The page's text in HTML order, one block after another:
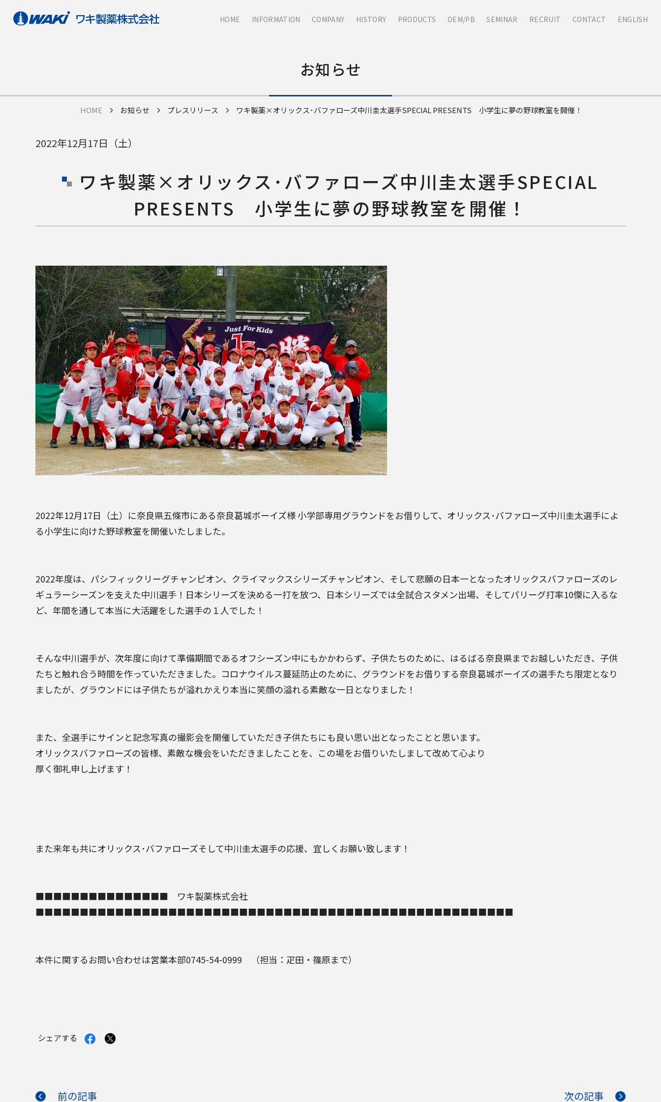
HOME INFORMATION COMPANY HISTORY PRODUCTS OEM/PB SEMINAR RECRUIT CONTACT ENGLISH
お知らせ
HOME お知らせ プレスリリース ワキ製薬×オリックス･バファローズ中川圭太選手SPECIAL PRESENTS 小学生に夢の野球教室を開催！
2022年12月17日（土）
ワキ製薬×オリックス･バファローズ中川圭太選手SPECIAL
PRESENTS 小学生に夢の野球教室を開催！
2022年12月17日（土）に奈良県五條市にある奈良葛城ボーイズ様 小学部専用グラウンドをお借りして、オリックス･バファローズ中川圭太選手によ
る小学生に向けた野球教室を開催いたしました。
2022年度は、パシフィックリーグチャンピオン、クライマックスシリーズチャンピオン、そして悲願の日本一となったオリックスバファローズのレ
ギュラーシーズンを支えた中川選手！日本シリーズを決める一打を放つ、日本シリーズでは全試合スタメン出場、そしてパリーグ打率10傑に入るな
ど、年間を通して本当に大活躍をした選手の１人でした！
そんな中川選手が、次年度に向けて準備期間であるオフシーズン中にもかかわらず、子供たちのために、はるばる奈良県までお越しいただき、子供
たちと触れ合う時間を作っていただきました。コロナウイルス蔓延防止のために、グラウンドをお借りする奈良葛城ボーイズの選手たち限定となり
ましたが、グラウンドには子供たちが溢れかえり本当に笑顔の溢れる素敵な一日となりました！
また、全選手にサインと記念写真の撮影会を開催していただき子供たちにも良い思い出となったことと思います。
オリックスバファローズの皆様、素敵な機会をいただきましたことを、この場をお借りいたしまして改めて心より
厚く御礼申し上げます！
また来年も共にオリックス･バファローズそして中川圭太選手の応援、宜しくお願い致します！
■■■■■■■■■■■■■■■ ワキ製薬株式会社
■■■■■■■■■■■■■■■■■■■■■■■■■■■■■■■■■■■■■■■■■■■■■■■■■■■■■■
本件に関するお問い合わせは営業本部0745-54-0999 （担当：疋田・篠原まで）
シェアする Facebook
で
る
X
前の記事 次の記事